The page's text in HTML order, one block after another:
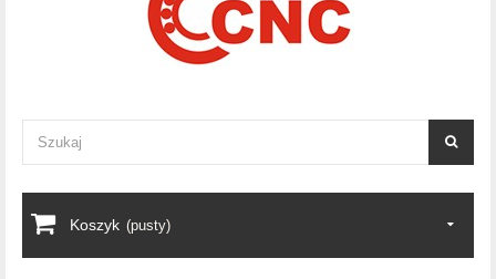
Koszyk (pusty)